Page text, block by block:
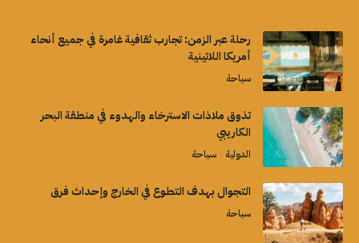
رحلة عبر الزمن: تجارب ثقافية غامرة في جميع أنحاء
أمريكا اللاتينية
سياحة
تذوق ملاذات الاسترخاء والهدوء في منطقة البحر
الكاريبي
الدولية سياحة
التجوال بهدف التطوع في الخارج وإحداث فرق
سياحة